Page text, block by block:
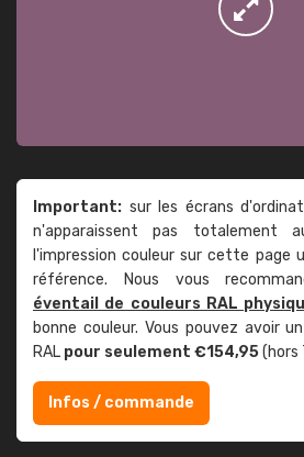
Important: sur les écrans
n'apparaissent pas totalement
l'impression couleur sur cette page
référence. Nous vous
éventail de couleurs RAL
bonne couleur. Vous pouvez avoir
RAL pour seulement €154,95(hors
Infos / commande